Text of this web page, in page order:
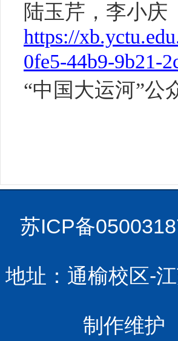
陆玉芹，李小庆
https://
0fe5-44b9-9b21-
“中国大运河”公
苏ICP备
地址：通榆校区-
制作维护